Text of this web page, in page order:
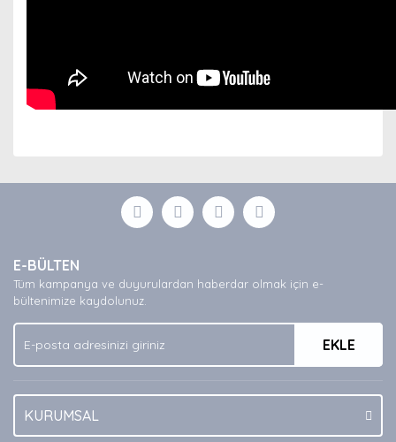
Yorum Yaz
formunu kullanarak tarafımıza iletebilirsiniz.
Görüş ve önerileriniz için teşekkür ederiz.
Ürün açıklamasında eksik bilgiler bulunuyor.
Ürün bilgilerinde hatalar bulunuyor.
Ürün fiyatı diğer sitelerden daha pahalı.
Bu ürüne benzer farklı alternatifler olmalı.
E-BÜLTEN
Tüm kampanya ve duyurulardan haberdar olmak için e-
bültenimize kaydolunuz.
EKLE
KURUMSAL